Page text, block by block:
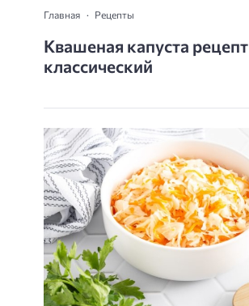
Главная Рецепты
Квашеная капуста рецепт
классический